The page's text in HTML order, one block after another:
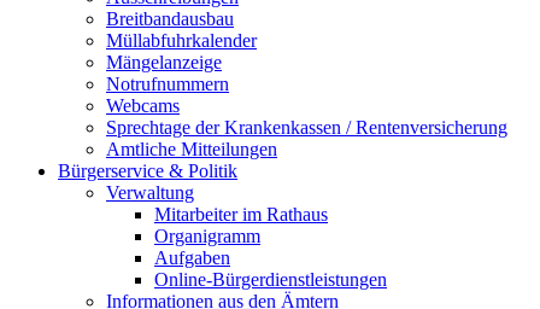
Breitbandausbau
Müllabfuhrkalender
Mängelanzeige
Notrufnummern
Webcams
Sprechtage der Krankenkassen / Rentenversicherung
Amtliche Mitteilungen
Bürgerservice & Politik
Verwaltung
Mitarbeiter im Rathaus
Organigramm
Aufgaben
Online-Bürgerdienstleistungen
Informationen aus den Ämtern